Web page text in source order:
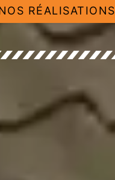
RÉALISATIONS